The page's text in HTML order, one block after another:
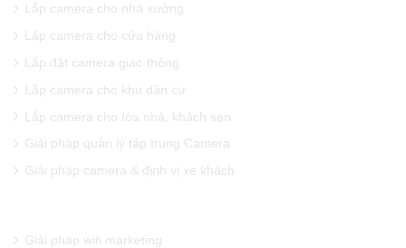
Lắp camera cho nhà xưởng
Lắp camera cho cửa hàng
Lắp đặt camera giao thông
Lắp camera cho khu dân cư
Lắp camera cho tòa nhà, khách sạn
Giải pháp quản lý tập trung Camera
Giải pháp camera & định vị xe khách
Giải pháp wifi marketing